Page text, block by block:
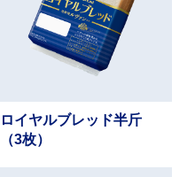
ロイヤルブレッド半斤
（3枚）